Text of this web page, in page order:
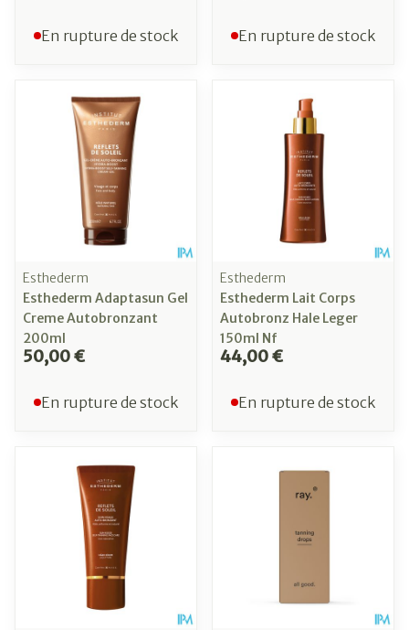
En rupture de stock En rupture de stock
Esthederm
Esthederm Adaptasun Gel
Creme Autobronzant
200ml
50,00 €
En rupture de stock
Esthederm
Esthederm Lait Corps
Autobronz Hale Leger
150ml Nf
44,00 €
En rupture de stock